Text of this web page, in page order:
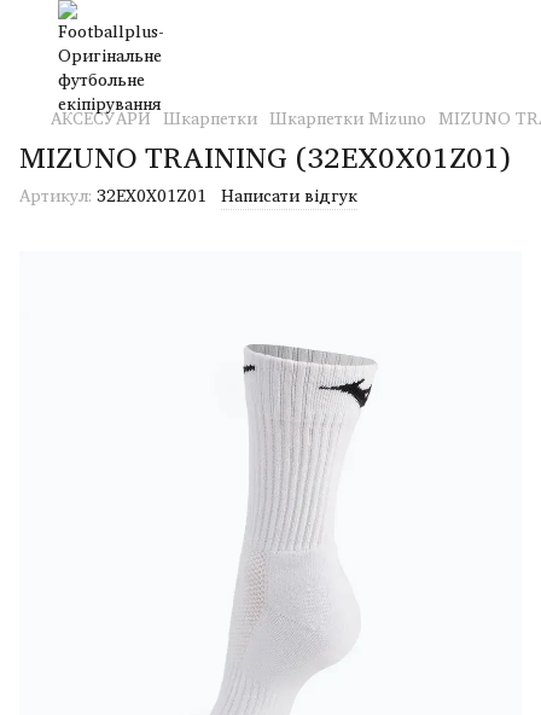
АКСЕСУАРИ Шкарпетки Шкарпетки Mizuno MIZUNO
MIZUNO TRAINING (32EX0X01Z01)
Артикул: 32EX0X01Z01 Написати відгук